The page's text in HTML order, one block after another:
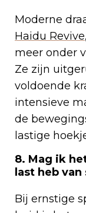
Moderne
Haidu Revive
meer onder
Ze zijn
voldoende
intensieve
de
lastige
8. Mag ik
last heb
Bij ernstige